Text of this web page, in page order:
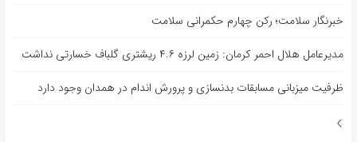
خبرنگار سلامت؛ رکن چهارم حکمرانی سلامت
مدیرعامل هلال احمر کرمان: زمین لرزه ۴.۶ ریشتری گلباف خسارتی نداشت
ظرفیت میزبانی مسابقات بدنسازی و پرورش اندام در همدان وجود دارد